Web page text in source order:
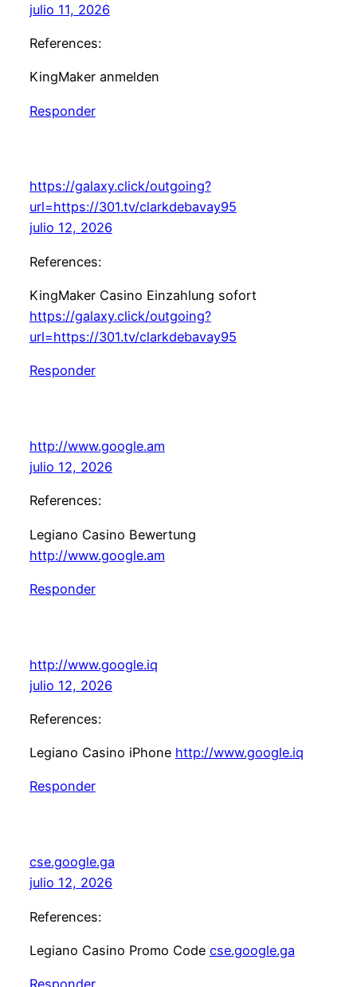
julio 11, 2026
References:
KingMaker anmelden
Responder
https://galaxy.click/outgoing?
url=https://301.tv/clarkdebavay95
julio 12, 2026
References:
KingMaker Casino Einzahlung sofort
https://galaxy.click/outgoing?
url=https://301.tv/clarkdebavay95
Responder
http://www.google.am
julio 12, 2026
References:
Legiano Casino Bewertung
http://www.google.am
Responder
http://www.google.iq
julio 12, 2026
References:
Legiano Casino iPhone http://www.google.iq
Responder
cse.google.ga
julio 12, 2026
References:
Legiano Casino Promo Code cse.google.ga